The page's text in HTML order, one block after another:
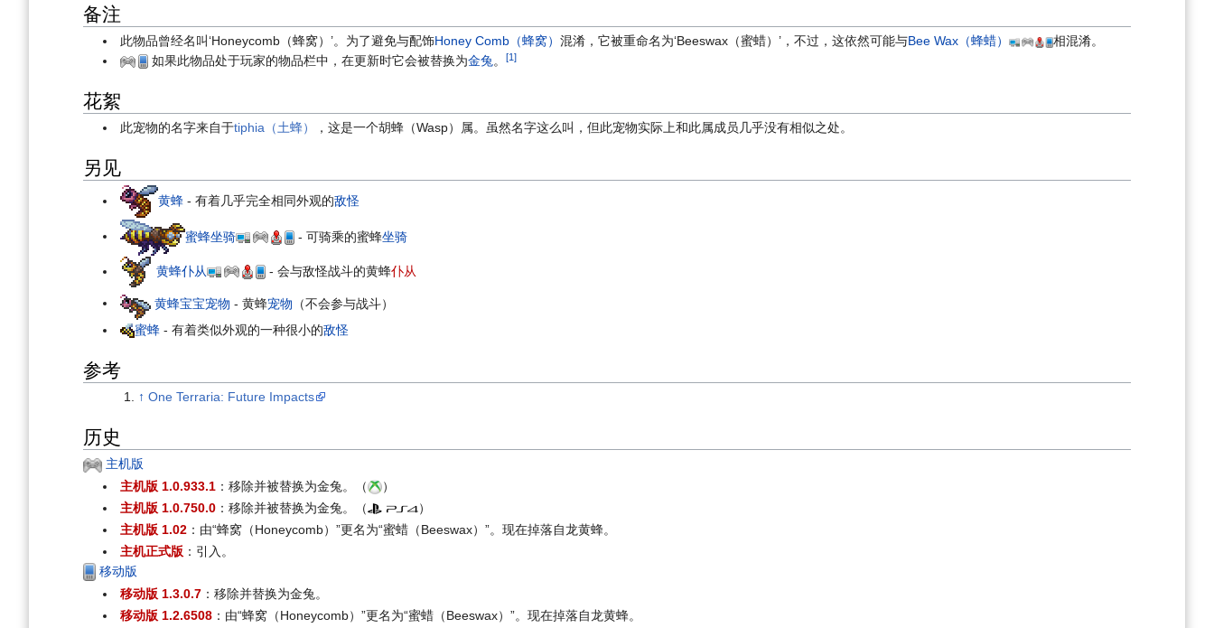
备注
此物品曾经名叫‘Honeycomb（蜂窝）’。为了避免与配饰Honey Comb（蜂窝）混淆，它被重命名为‘Beeswax（蜜蜡）’，不过，这依然可能与Bee Wax（蜂蜡）
相混淆。
如果此物品处于玩家的物品栏中，在更新时它会被替换为金兔 。[1]
花絮
此宠物的名字来自于tiphia（土蜂） ，这是一个胡蜂（Wasp）属。虽然名字这么叫，但此宠物实际上和此属成员几乎没有相似之处。
另见
黄蜂 - 有着几乎完全相同外观的敌怪
蜜蜂坐骑 - 可骑乘的蜜蜂坐骑
黄蜂仆从 - 会与敌怪战斗的黄蜂仆从
黄蜂宝宝宠物 - 黄蜂宠物 （不会参与战斗）
蜜蜂 - 有着类似外观的一种很小的敌怪
参考
↑ One Terraria: Future Impacts
历史
主机版
主机版 1.0.933.1 ：移除并被替换为金兔。（
）
主机版 1.0.750.0 ：移除并被替换为金兔。（
）
主机版 1.02 ：由“蜂窝（Honeycomb）”更名为“蜜蜡（Beeswax）”。现在掉落自龙黄蜂。
主机正式版 ：引入。
移动版
移动版 1.3.0.7 ：移除并替换为金兔。
移动版 1.2.6508 ：由“蜂窝（Honeycomb）”更名为“蜜蜡（Beeswax）”。现在掉落自龙黄蜂。